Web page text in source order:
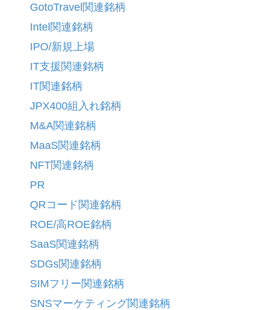
GotoTravel関連銘柄
Intel関連銘柄
IPO/新規上場
IT支援関連銘柄
IT関連銘柄
JPX400組入れ銘柄
M&A関連銘柄
MaaS関連銘柄
NFT関連銘柄
PR
QRコード関連銘柄
ROE/高ROE銘柄
SaaS関連銘柄
SDGs関連銘柄
SIMフリー関連銘柄
SNSマーケティング関連銘柄